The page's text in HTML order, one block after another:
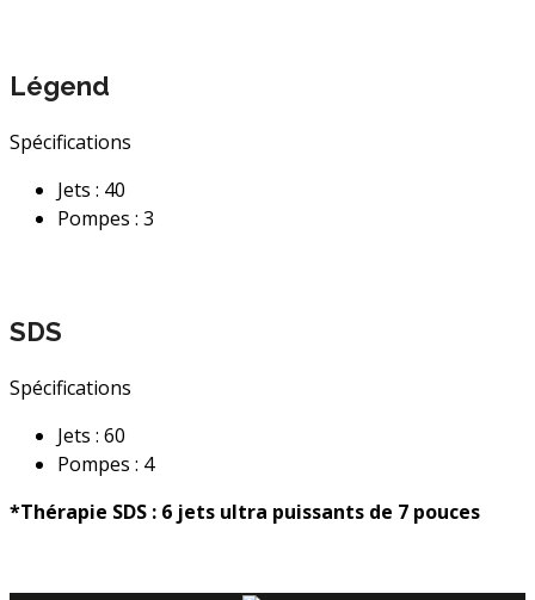
Légend
Spécifications
Jets : 40
Pompes : 3
SDS
Spécifications
Jets : 60
Pompes : 4
*Thérapie SDS : 6 jets ultra puissants de 7 pouces